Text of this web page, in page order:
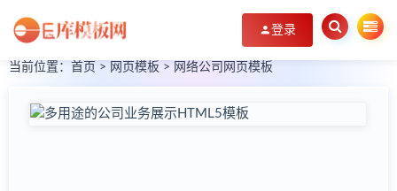
登录
当前位置： 首页 > 网页模板 > 网络公司网页模板